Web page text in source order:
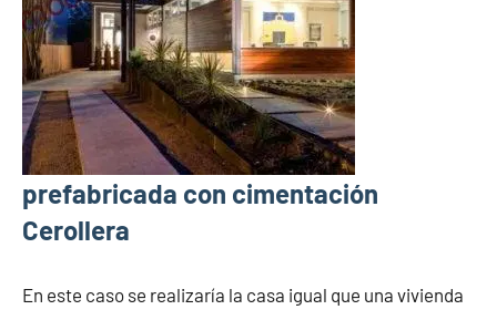
prefabricada con cimentación
Cerollera
En este caso se realizaría la casa igual que una vivienda